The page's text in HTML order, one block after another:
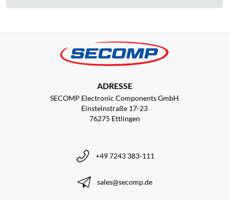
ADRESSE
SECOMP Electronic Components GmbH
Einsteinstraße 17-23
76275 Ettlingen
+49 7243 383-111
sales@secomp.de